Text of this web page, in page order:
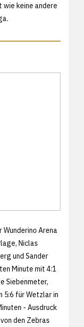
wie keine andere
Wunderino Arena
Niclas
und Sander
Minute mit 4:1
Siebenmeter,
5:6 für Wetzlar in
- Ausdruck
den Zebras